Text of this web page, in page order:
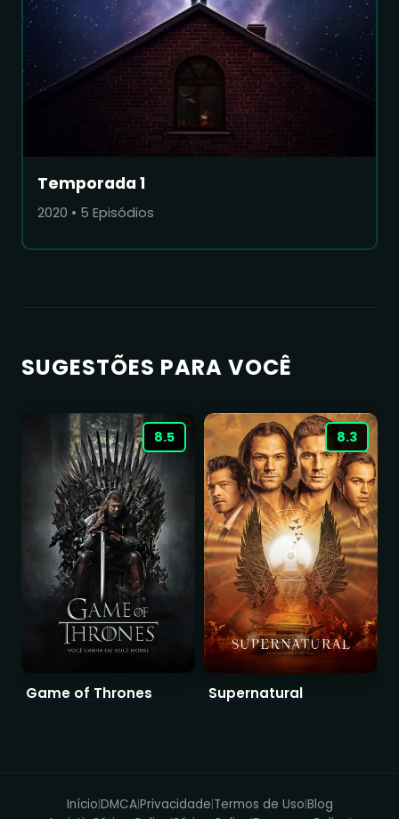
Temporada 1
2020 • 5 Episódios
SUGESTÕES PARA VOCÊ
8.5
Game of Thrones
8.3
Supernatural
Início|DMCA|Privacidade|Termos de Uso|Blog